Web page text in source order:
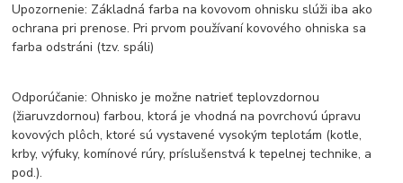
Upozornenie: Základná farba na kovovom ohnisku slúži iba ako
ochrana pri prenose. Pri prvom používaní kovového ohniska sa
farba odstráni (tzv. spáli)
Odporúčanie: Ohnisko je možne natrieť teplovzdornou
(žiaruvzdornou) farbou, ktorá je vhodná na povrchovú úpravu
kovových plôch, ktoré sú vystavené vysokým teplotám (kotle,
krby, výfuky, komínové rúry, príslušenstvá k tepelnej technike, a
pod.).